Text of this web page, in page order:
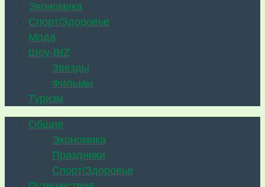
Экономика
Спорт/Здоровье
Мода
Шоу-BIZ
Звезды
Фильмы
Туризм
Общие
Экономика
Праздники
Спорт/Здоровье